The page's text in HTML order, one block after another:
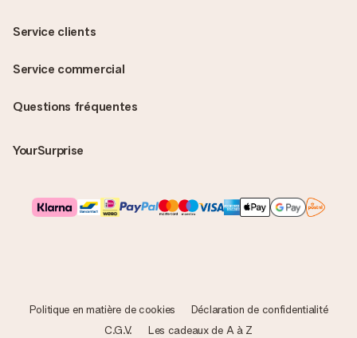
Questions fréquentes
YourSurprise
Service clients
Service commercial
Politique en matière de cookies
Déclaration de confidentialité
C.G.V.
Les cadeaux de A à Z